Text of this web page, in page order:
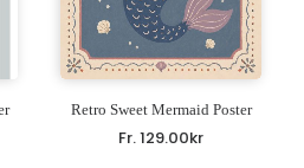
Retro Sweet Mermaid Poster
Fr.129.00kr